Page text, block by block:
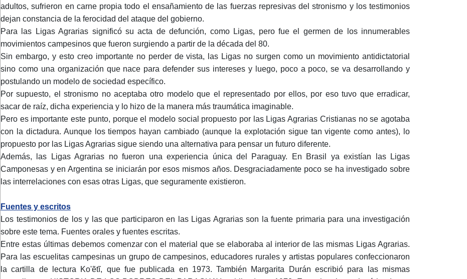
adultos, sufrieron en carne propia todo el ensañamiento de las fuerzas represivas del stronismo y los testimonios
dejan constancia de la ferocidad del ataque del gobierno.
Para las Ligas Agrarias significó su acta de defunción, como Ligas, pero fue el germen de los innumerables
movimientos campesinos que fueron surgiendo a partir de la década del 80.
Sin embargo, y esto creo importante no perder de vista, las Ligas no surgen como un movimiento antidictatorial
sino como una organización que nace para defender sus intereses y luego, poco a poco, se va desarrollando y
postulando un modelo de sociedad específico.
Por supuesto, el stronismo no aceptaba otro modelo que el representado por ellos, por eso tuvo que erradicar,
sacar de raíz, dicha experiencia y lo hizo de la manera más traumática imaginable.
Pero es importante este punto, porque el modelo social propuesto por las Ligas Agrarias Cristianas no se agotaba
con la dictadura. Aunque los tiempos hayan cambiado (aunque la explotación sigue tan vigente como antes), lo
propuesto por las Ligas Agrarias sigue siendo una alternativa para pensar un futuro diferente.
Además, las Ligas Agrarias no fueron una experiencia única del Paraguay. En Brasil ya existían las Ligas
Camponesas y en Argentina se iniciarán por esos mismos años. Desgraciadamente poco se ha investigado sobre
las interrelaciones con esas otras Ligas, que seguramente existieron.
Fuentes y escritos
Los testimonios de los y las que participaron en las Ligas Agrarias son la fuente primaria para una investigación
sobre este tema. Fuentes orales y fuentes escritas.
Entre estas últimas debemos comenzar con el material que se elaboraba al interior de las mismas Ligas Agrarias.
Para las escuelitas campesinas un grupo de campesinos, educadores rurales y artistas populares confeccionaron
la cartilla de lectura Ko'ẽtĩ, que fue publicada en 1973. También Margarita Durán escribió para las mismas